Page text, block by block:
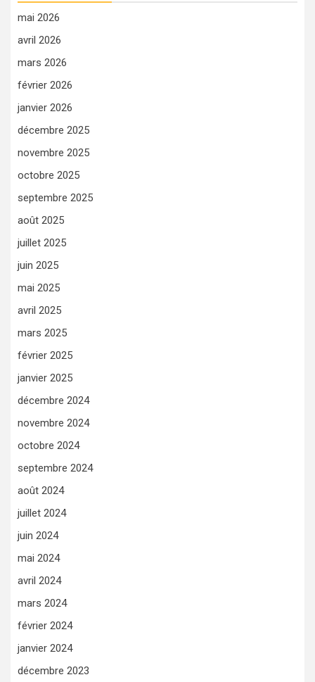
mai 2026
avril 2026
mars 2026
février 2026
janvier 2026
décembre 2025
novembre 2025
octobre 2025
septembre 2025
août 2025
juillet 2025
juin 2025
mai 2025
avril 2025
mars 2025
février 2025
janvier 2025
décembre 2024
novembre 2024
octobre 2024
septembre 2024
août 2024
juillet 2024
juin 2024
mai 2024
avril 2024
mars 2024
février 2024
janvier 2024
décembre 2023